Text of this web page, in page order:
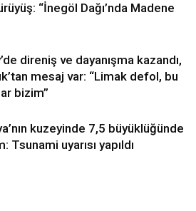
“İnegöl Dağı’nda Madene
direniş ve dayanışma kazandı,
mesaj var: “Limak defol, bu
bizim”
kuzeyinde 7,5 büyüklüğünde
Tsunami uyarısı yapıldı